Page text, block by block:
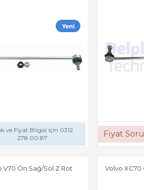
ve Fiyat Bİlgisi için 0312
278 00 87
Fiyat
V70 Ön Sağ/Sol Z Rot Volvo XC70